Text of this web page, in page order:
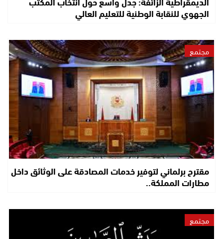
الجهوي للنقابة الوطنية للتعليم العالي
مجتمع
مقترح برلماني لتوفير خدمات المصادقة على الوثائق داخل
مطارات المملكة..
مجتمع